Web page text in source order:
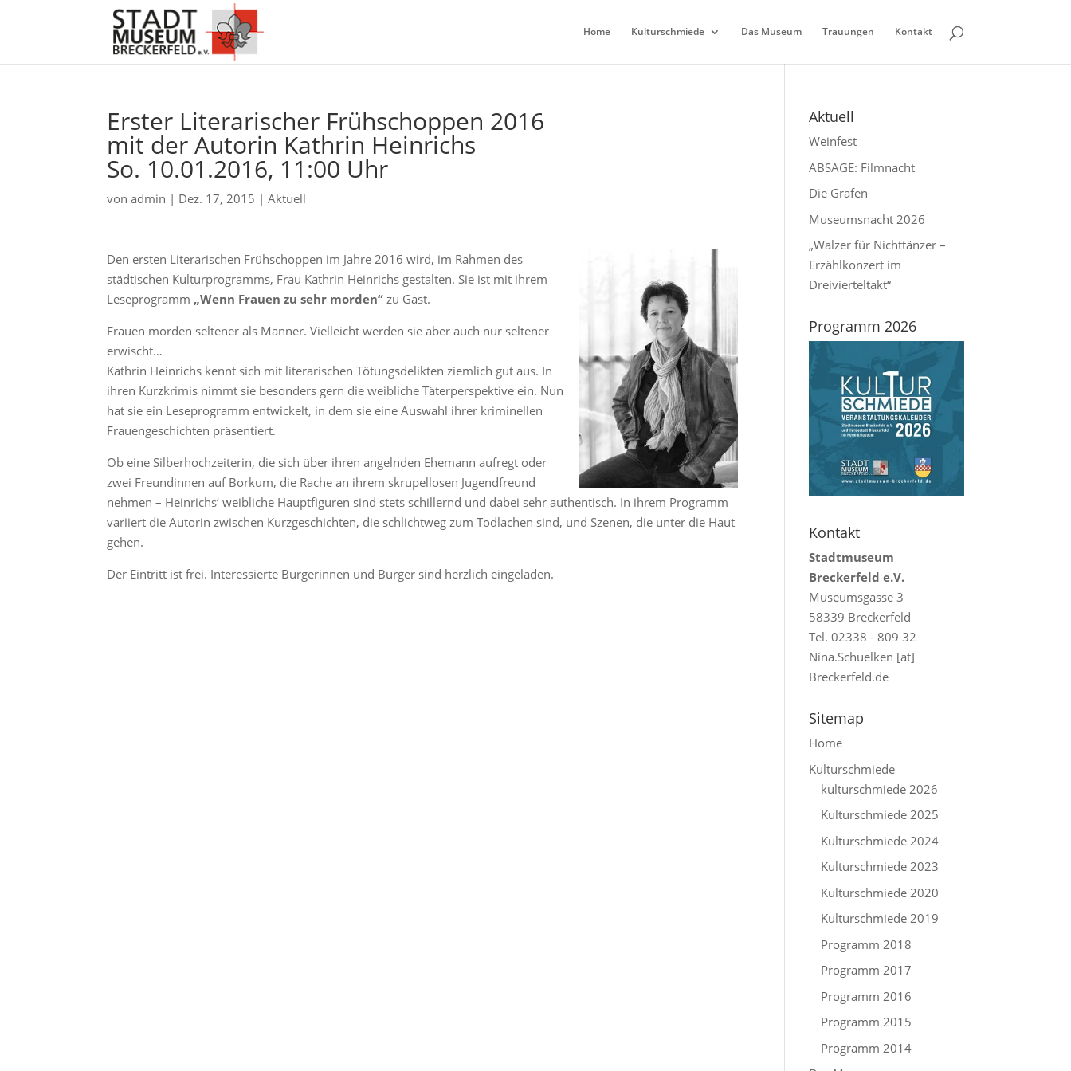
Home Kulturschmiede Das Museum Trauungen Kontakt
Erster Literarischer Frühschoppen 2016
mit der Autorin Kathrin Heinrichs
So. 10.01.2016, 11:00 Uhr
vonadmin | Dez. 17, 2015 |Aktuell
Den ersten Literarischen Frühschoppen im Jahre 2016 wird, im Rahmen des
städtischen Kulturprogramms, Frau Kathrin Heinrichs gestalten. Sie ist mit ihrem
Leseprogramm „Wenn Frauen zu sehr morden“ zu Gast.
Frauen morden seltener als Männer. Vielleicht werden sie aber auch nur seltener
erwischt…
Kathrin Heinrichs kennt sich mit literarischen Tötungsdelikten ziemlich gut aus. In
ihren Kurzkrimis nimmt sie besonders gern die weibliche Täterperspektive ein. Nun
hat sie ein Leseprogramm entwickelt, in dem sie eine Auswahl ihrer kriminellen
Frauengeschichten präsentiert.
Ob eine Silberhochzeiterin, die sich über ihren angelnden Ehemann aufregt oder
zwei Freundinnen auf Borkum, die Rache an ihrem skrupellosen Jugendfreund
nehmen – Heinrichs‘ weibliche Hauptfiguren sind stets schillernd und dabei sehr authentisch. In ihrem Programm
variiert die Autorin zwischen Kurzgeschichten, die schlichtweg zum Todlachen sind, und Szenen, die unter die Haut
gehen.
Der Eintritt ist frei. Interessierte Bürgerinnen und Bürger sind herzlich eingeladen.
Aktuell
Weinfest
ABSAGE: Filmnacht
Die Grafen
Museumsnacht 2026
„Walzer für Nichttänzer –
Erzählkonzert im
Dreivierteltakt“
Programm 2026
Kontakt
Stadtmuseum
Breckerfeld e.V.
Museumsgasse 3
58339 Breckerfeld
Tel. 02338 - 809 32
Nina.Schuelken [at]
Breckerfeld.de
Sitemap
Home
Kulturschmiede
kulturschmiede 2026
Kulturschmiede 2025
Kulturschmiede 2024
Kulturschmiede 2023
Kulturschmiede 2020
Kulturschmiede 2019
Programm 2018
Programm 2017
Programm 2016
Programm 2015
Programm 2014